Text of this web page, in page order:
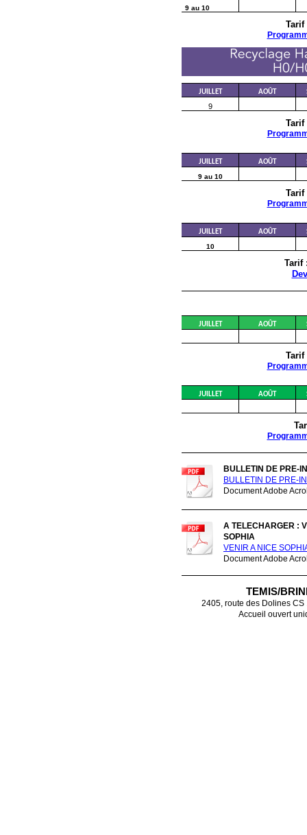
9 au 10
Tarif
JUILLET AOÛT
9
Tarif
JUILLET AOÛT
9 au 10
Tarif
JUILLET AOÛT
10
Tarif
JUILLET AOÛT
Tarif
JUILLET AOÛT
BULLETIN DE PRE-
BULLETIN DE PRE-
Document Adobe
A TELECHARGER :
SOPHIA
VENIR A NICE
Document Adobe
TEMIS/
2405, route des Dolines
Accueil ouvert